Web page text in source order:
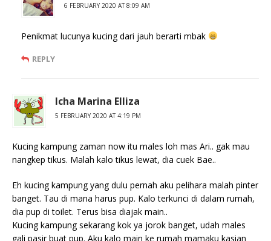
6 FEBRUARY 2020 AT 8:09 AM
Penikmat lucunya kucing dari jauh berarti mbak
REPLY
Icha Marina Elliza
5 FEBRUARY 2020 AT 4:19 PM
Kucing kampung zaman now itu males loh mas Ari.. gak mau
nangkep tikus. Malah kalo tikus lewat, dia cuek Bae..
Eh kucing kampung yang dulu pernah aku pelihara malah pinter
banget. Tau di mana harus pup. Kalo terkunci di dalam rumah,
dia pup di toilet. Terus bisa diajak main..
Kucing kampung sekarang kok ya jorok banget, udah males
gali pasir buat pup. Aku kalo main ke rumah mamaku kasian